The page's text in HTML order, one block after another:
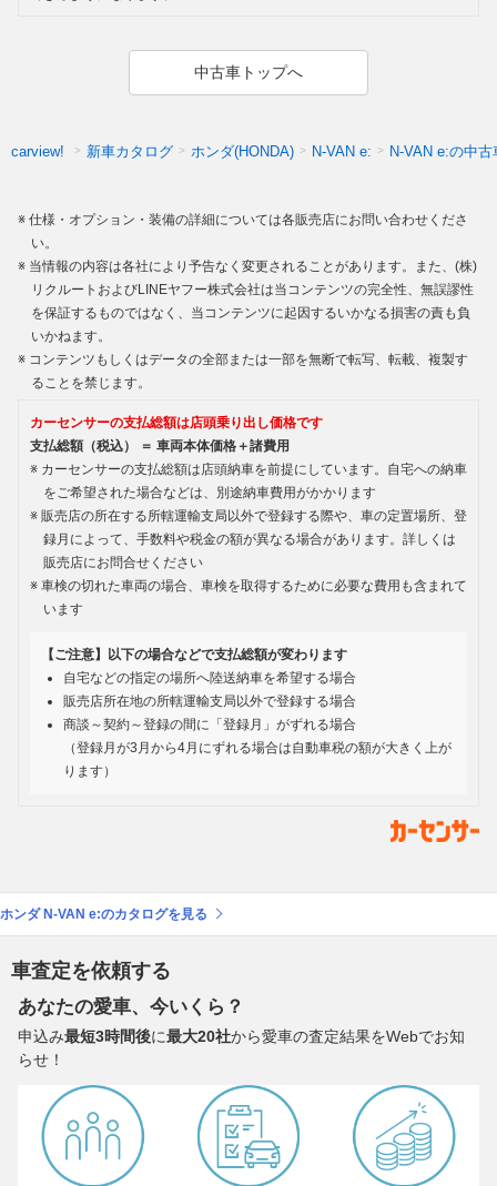
中古車トップへ
carview! 新車カタログ ホンダ(HONDA) N-VAN e: N-VAN e:の中古
仕様・オプション・装備の詳細については各販売店にお問い合わせくださ
い。
当情報の内容は各社により予告なく変更されることがあります。また、(株)
リクルートおよびLINEヤフー株式会社は当コンテンツの完全性、無誤謬性
を保証するものではなく、当コンテンツに起因するいかなる損害の責も負
いかねます。
コンテンツもしくはデータの全部または一部を無断で転写、転載、複製す
ることを禁じます。
カーセンサーの支払総額は店頭乗り出し価格です
支払総額（税込） ＝ 車両本体価格＋諸費用
カーセンサーの支払総額は店頭納車を前提にしています。自宅への納車
をご希望された場合などは、別途納車費用がかかります
販売店の所在する所轄運輸支局以外で登録する際や、車の定置場所、登
録月によって、手数料や税金の額が異なる場合があります。詳しくは
販売店にお問合せください
車検の切れた車両の場合、車検を取得するために必要な費用も含まれて
います
【ご注意】以下の場合などで支払総額が変わります
自宅などの指定の場所へ陸送納車を希望する場合
販売店所在地の所轄運輸支局以外で登録する場合
商談～契約～登録の間に「登録月」がずれる場合
（登録月が3月から4月にずれる場合は自動車税の額が大きく上が
ります）
ホンダ N-VAN e:のカタログを見る
車査定を依頼する
あなたの愛車、今いくら？
申込み最短3時間後に最大20社から愛車の査定結果をWebでお知
らせ！